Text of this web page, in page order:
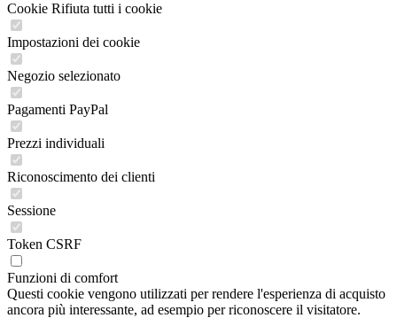
Cookie Rifiuta tutti i cookie
Impostazioni dei cookie
Negozio selezionato
Pagamenti PayPal
Prezzi individuali
Riconoscimento dei clienti
Sessione
Token CSRF
Funzioni di comfort
Questi cookie vengono utilizzati per rendere l'esperienza di acquisto
ancora più interessante, ad esempio per riconoscere il visitatore.